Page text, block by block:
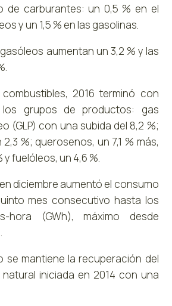
de carburantes: un 0,5 % en el
y un 1,5 % en las gasolinas.
aumentan un 3,2 % y las
2016 terminó con
grupos de productos: gas
(GLP) con una subida del 8,2 %;
%; querosenos, un 7,1 % más,
y fuelóleos, un 4,6 %.
diciembre aumentó el consumo
mes consecutivo hasta los
hora (GWh), máximo desde
se mantiene la recuperación del
iniciada en 2014 con una